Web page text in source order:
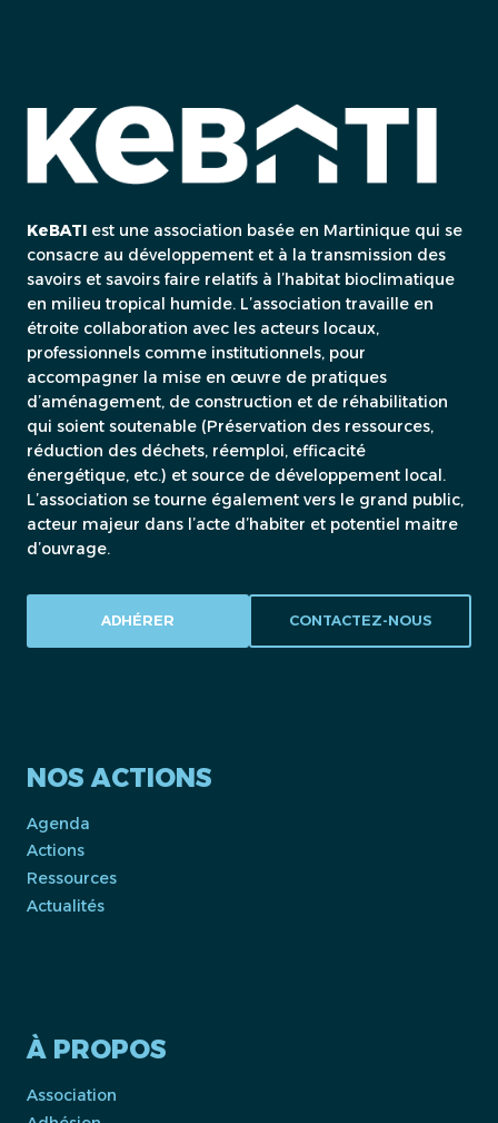
KeBATI est une association basée en Martinique qui se
consacre au développement et à la transmission des
savoirs et savoirs faire relatifs à l’habitat bioclimatique
en milieu tropical humide. L’association travaille en
étroite collaboration avec les acteurs locaux,
professionnels comme institutionnels, pour
accompagner la mise en œuvre de pratiques
d’aménagement, de construction et de réhabilitation
qui soient soutenable (Préservation des ressources,
réduction des déchets, réemploi, efficacité
énergétique, etc.) et source de développement local.
L’association se tourne également vers le grand public,
acteur majeur dans l’acte d’habiter et potentiel maitre
d’ouvrage.
ADHÉRER CONTACTEZ-NOUS
NOS ACTIONS
Agenda
Actions
Ressources
Actualités
À PROPOS
Association